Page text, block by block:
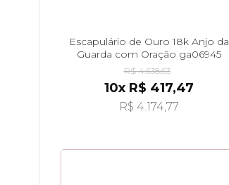
Escapulário de Ouro 18k Anjo da
Guarda com Oração ga06945
R$ 4.638,63
10x R$ 417,47
R$ 4.174,77